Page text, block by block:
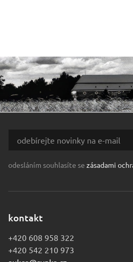
odesláním souhlasíte se zásadami
kontakt
+420 608 958 322
+420 542 210 973